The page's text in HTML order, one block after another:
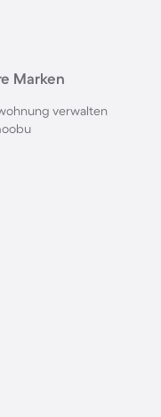
Marken
verwalten